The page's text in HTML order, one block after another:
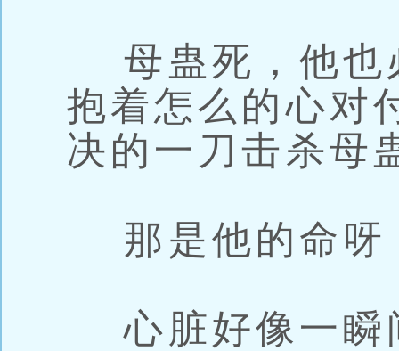
母蛊死，他也
抱着怎么的心对
决的一刀击杀母
那是他的命呀
心脏好像一瞬